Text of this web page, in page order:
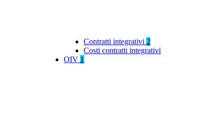
Contratti integrativi 2
Costi contratti integrativi
OIV 1